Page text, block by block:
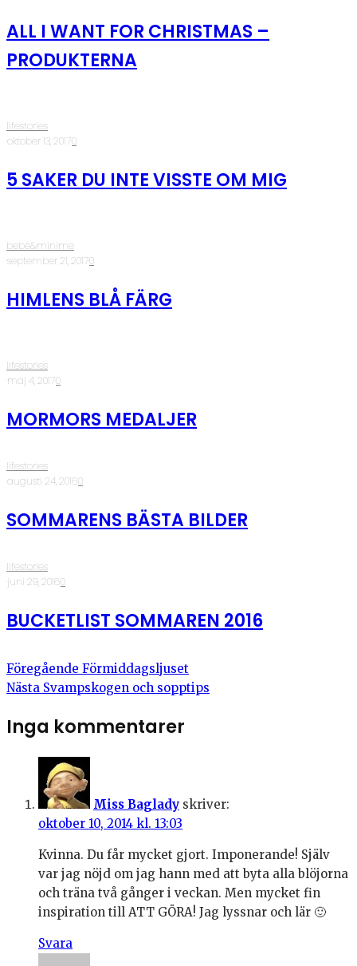
ALL I WANT FOR CHRISTMAS –
PRODUKTERNA
lifestories
·oktober 13, 2017·0
5 SAKER DU INTE VISSTE OM MIG
bebé&minime
·september 21, 2017·0
HIMLENS BLÅ FÄRG
lifestories
·maj 4, 2017·0
MORMORS MEDALJER
lifestories
·augusti 24, 2016·0
SOMMARENS BÄSTA BILDER
lifestories
·juni 29, 2016·0
BUCKETLIST SOMMAREN 2016
Föregående Förmiddagsljuset
Nästa Svampskogen och sopptips
Inga kommentarer
Miss Baglady skriver:
oktober 10, 2014 kl. 13:03
Kvinna. Du får mycket gjort. Imponerande! Själv
var jag nöjd om jag hann med att byta alla blöjorna
och träna två gånger i veckan. Men mycket fin
inspiration till ATT GÖRA! Jag lyssnar och lär 🙂
Svara